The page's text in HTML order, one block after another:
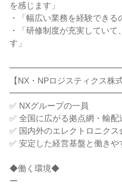
を感じます」
・「幅広い業務を経験できる
・「研修制度が充実してい
す」
【NX・NPロジスティクス株
✅ NXグループの一員
✅ 全国に広がる拠点網・輸配
✅ 国内外のエレクトロニク
✅ 安定した経営基盤と働きや
◆働く環境◆
ー